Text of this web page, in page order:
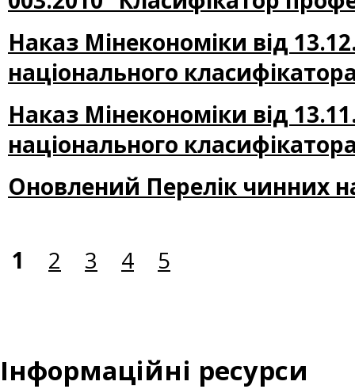
Наказ Мінекономіки від
національного
Наказ Мінекономіки від
національного
Оновлений Перелік чинних
1 2 3 4 5
Інформаційні ресурси